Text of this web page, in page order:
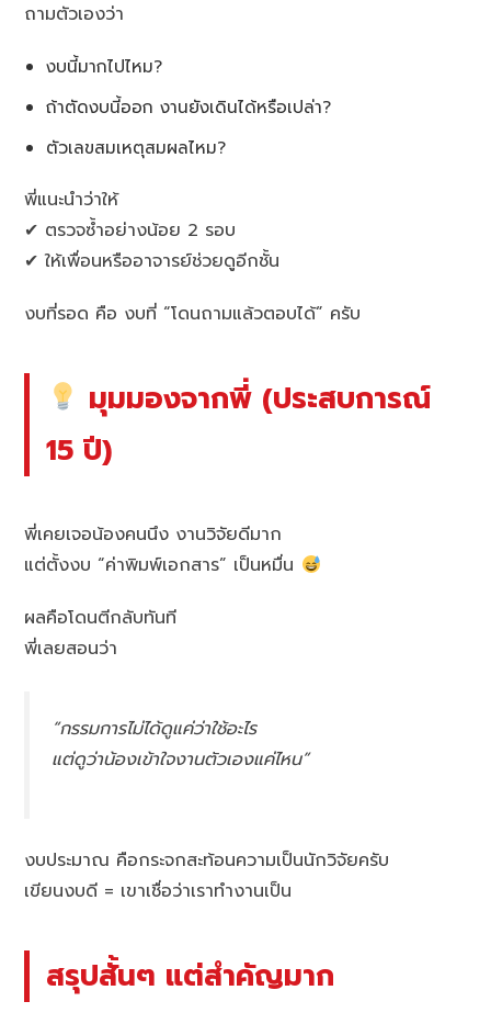
ถามตัวเองว่า
งบนี้มากไปไหม?
ถ้าตัดงบนี้ออก งานยังเดินได้หรือเปล่า?
ตัวเลขสมเหตุสมผลไหม?
พี่แนะนำว่าให้
✔ ตรวจซ้ำอย่างน้อย 2 รอบ
✔ ให้เพื่อนหรืออาจารย์ช่วยดูอีกชั้น
งบที่รอด คือ งบที่ “โดนถามแล้วตอบได้” ครับ
มุมมองจากพี่ (ประสบการณ์
15 ปี)
พี่เคยเจอน้องคนนึง งานวิจัยดีมาก
แต่ตั้งงบ “ค่าพิมพ์เอกสาร” เป็นหมื่น
ผลคือโดนตีกลับทันที
พี่เลยสอนว่า
“กรรมการไม่ได้ดูแค่ว่าใช้อะไร
แต่ดูว่าน้องเข้าใจงานตัวเองแค่ไหน”
งบประมาณ คือกระจกสะท้อนความเป็นนักวิจัยครับ
เขียนงบดี = เขาเชื่อว่าเราทำงานเป็น
สรุปสั้นๆ แต่สำคัญมาก